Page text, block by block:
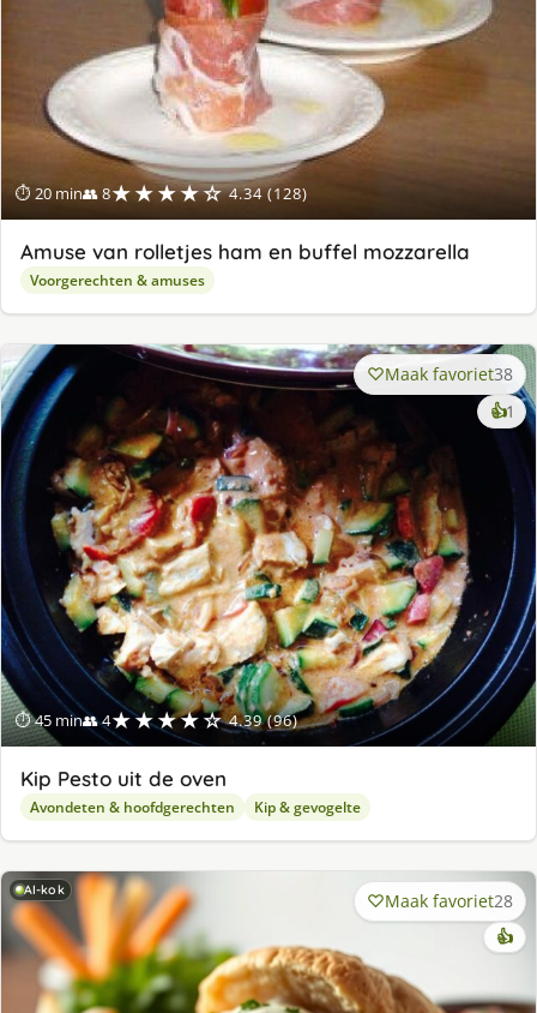
⏱ 20 min👥 8★★★★☆ 4.34 (128)
Amuse van rolletjes ham en buffel mozzarella
Voorgerechten & amuses
⏱ 45 min👥 4★★★★☆ 4.39 (96)
Maak favoriet38
👍1
Kip Pesto uit de oven
Avondeten & hoofdgerechten Kip & gevogelte
AI-kok Maak favoriet28
👍